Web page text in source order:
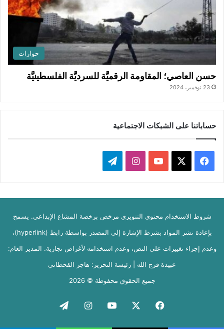
حوارات
حسن العاصي؛ المقاومة الرقميَّة للسرديَّة الفلسطينيَّة
23 نوفمبر، 2024
حساباتنا على الشبكات الاجتماعية
فيسبوك ‫YouTubeانستقرامتيلقرام
شروط الاستخدام محتوى التنويري مرخص برخصة المشاع الإبداعي. يسمح
بإعادة نشر المواد بشرط الإشارة إلى المصدر بواسطة رابط (hyperlink)،
وعدم إجراء تغييرات على النص، وعدم استخدامه لأغراض تجارية. المدير العام:
عبيدة فرج الله | رئيسة التحرير: هاجر القحطاني
جميع الحقوق محفوظة © 2026
فيسبوك ‫YouTubeانستقرامتيلقرام